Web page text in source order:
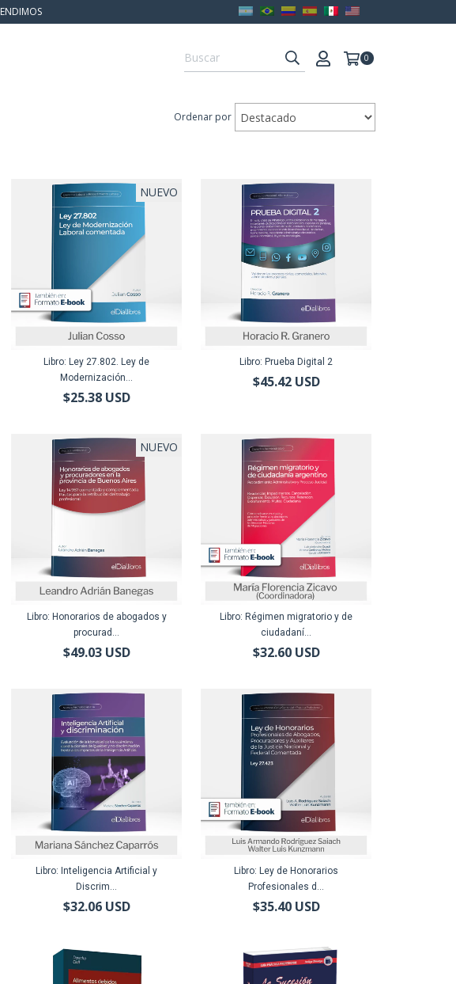
0
Ordenar por
NUEVO
Libro: Ley 27.802. Ley de
Modernización...
$25.38 USD
Libro: Prueba Digital 2
$45.42 USD
NUEVO
Libro: Honorarios de abogados y
procurad...
$49.03 USD
Libro: Régimen migratorio y de
ciudadaní...
$32.60 USD
Libro: Inteligencia Artificial y
Discrim...
$32.06 USD
Libro: Ley de Honorarios
Profesionales d...
$35.40 USD